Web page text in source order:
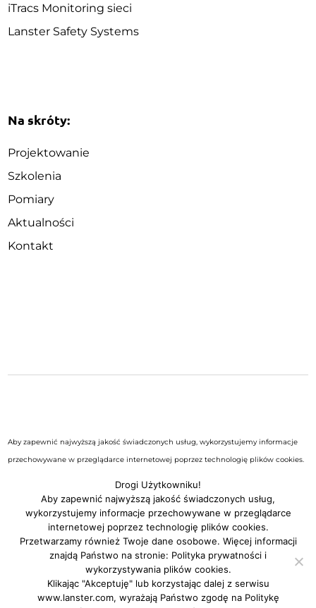
iTracs Monitoring sieci
Lanster Safety Systems
Na skróty:
Projektowanie
Szkolenia
Pomiary
Aktualności
Kontakt
Aby zapewnić najwyższą jakość świadczonych usług, wykorzystujemy informacje
przechowywane w przeglądarce internetowej poprzez technologię plików cookies.
prywatności i wykorzystywania plików cookies serwisu
Drogi Użytkowniku!
Aby zapewnić najwyższą jakość świadczonych usług,
wykorzystujemy informacje przechowywane w przeglądarce
internetowej poprzez technologię plików cookies.
Przetwarzamy również Twoje dane osobowe. Więcej informacji
znajdą Państwo na stronie: Polityka prywatności i
wykorzystywania plików cookies.
Klikając "Akceptuję" lub korzystając dalej z serwisu
www.lanster.com, wyrażają Państwo zgodę na Politykę